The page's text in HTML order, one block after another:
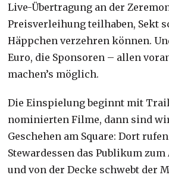
Live-Übertragung an der
Preisverleihung teilhaben, Sekt
Häppchen verzehren können.
Euro, die Sponsoren – allen
machen’s möglich.
Die Einspielung beginnt mit
nominierten Filme, dann sind
Geschehen am Square: Dort
Stewardessen das Publikum
und von der Decke schwebt der